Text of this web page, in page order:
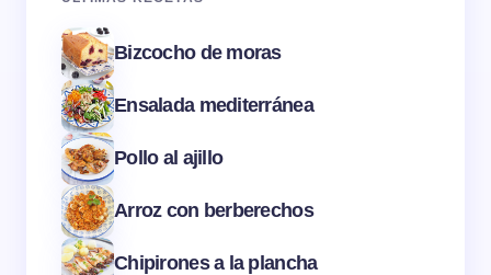
Bizcocho de moras
Ensalada mediterránea
Pollo al ajillo
Arroz con berberechos
Chipirones a la plancha